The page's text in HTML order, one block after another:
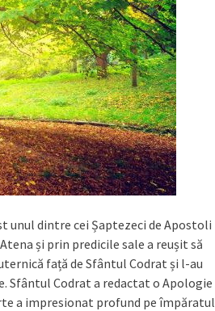
unul dintre cei Șaptezeci de Apostoli
și prin predicile sale a reușit să
față de Sfântul Codrat și l-au
Sfântul Codrat a redactat o Apologie
a impresionat profund pe împăratul